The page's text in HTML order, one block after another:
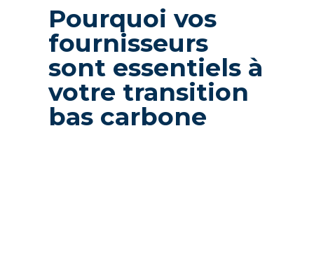
Pourquoi vos
fournisseurs
sont essentiels à
votre transition
bas carbone